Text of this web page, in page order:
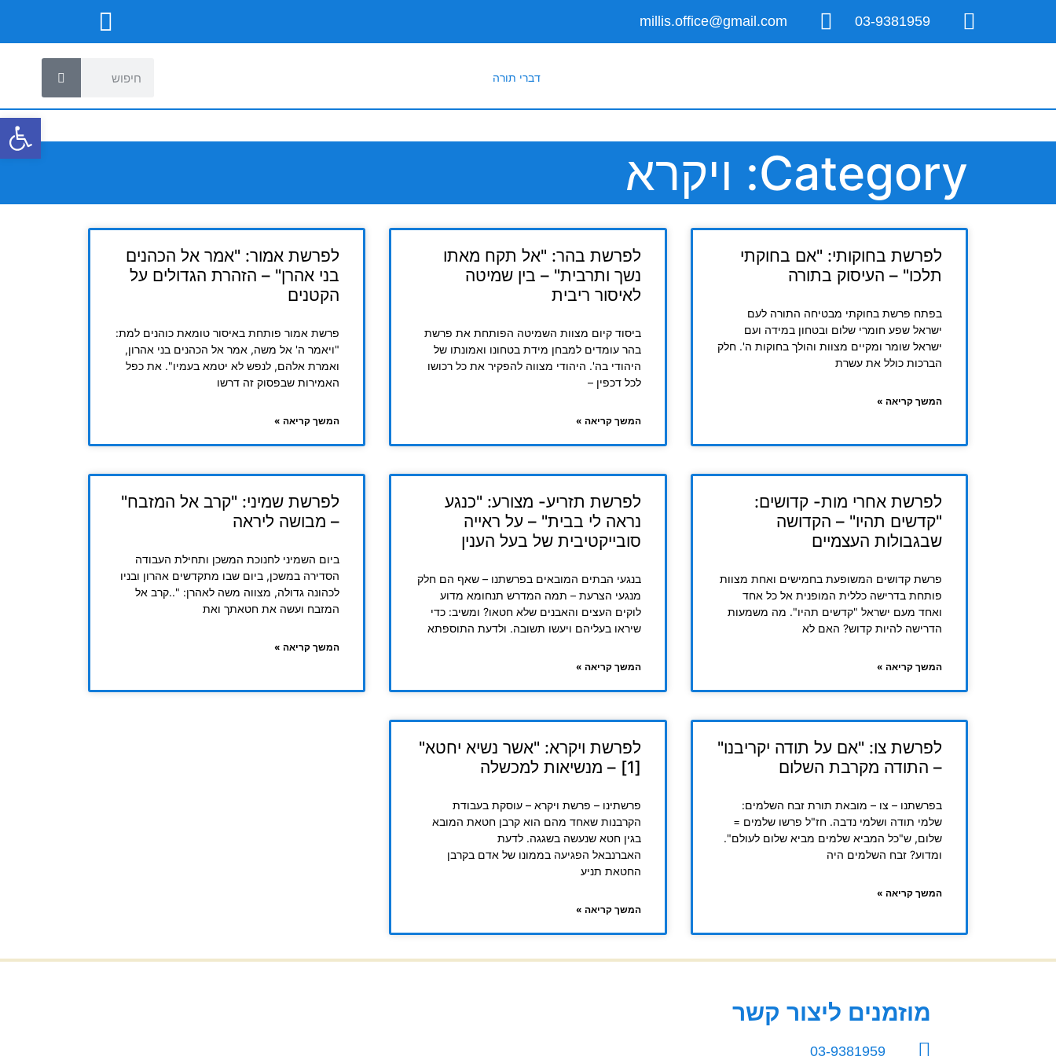
03-9381959
millis.office@gmail.com
דברי תורה
Category: ויקרא
לפרשת בחוקותי: "אם בחוקתי
תלכו" – העיסוק בתורה
בפתח פרשת בחוקתי מבטיחה התורה לעם
ישראל שפע חומרי שלום ובטחון במידה ועם
ישראל שומר ומקיים מצוות והולך בחוקות ה'. חלק
הברכות כולל את עשרת
המשך קריאה »
לפרשת בהר: "אל תקח מאתו
נשך ותרבית" – בין שמיטה
לאיסור ריבית
ביסוד קיום מצוות השמיטה הפותחת את פרשת
בהר עומדים למבחן מידת בטחונו ואמונתו של
היהודי בה'. היהודי מצווה להפקיר את כל רכושו
לכל דכפין –
המשך קריאה »
לפרשת אמור: "אמר אל הכהנים
בני אהרן" – הזהרת הגדולים על
הקטנים
פרשת אמור פותחת באיסור טומאת כוהנים למת:
"ויאמר ה' אל משה, אמר אל הכהנים בני אהרון,
ואמרת אלהם, לנפש לא יטמא בעמיו". את כפל
האמירות שבפסוק זה דרשו
המשך קריאה »
לפרשת אחרי מות- קדושים:
"קדשים תהיו" – הקדושה
שבגבולות העצמיים
פרשת קדושים המשופעת בחמישים ואחת מצוות
פותחת בדרישה כללית המופנית אל כל אחד
ואחד מעם ישראל "קדשים תהיו". מה משמעות
הדרישה להיות קדוש? האם לא
המשך קריאה »
לפרשת תזריע- מצורע: "כנגע
נראה לי בבית" – על ראייה
סובייקטיבית של בעל הענין
בנגעי הבתים המובאים בפרשתנו – שאף הם חלק
מנגעי הצרעת – תמה המדרש תנחומא מדוע
לוקים העצים והאבנים שלא חטאו? ומשיב: כדי
שיראו בעליהם ויעשו תשובה. ולדעת התוספתא
המשך קריאה »
לפרשת שמיני: "קרב אל המזבח"
– מבושה ליראה
ביום השמיני לחנוכת המשכן ותחילת העבודה
הסדירה במשכן, ביום שבו מתקדשים אהרון ובניו
לכהונה גדולה, מצווה משה לאהרן: "..קרב אל
המזבח ועשה את חטאתך ואת
המשך קריאה »
לפרשת צו: "אם על תודה יקריבנו"
– התודה מקרבת השלום
בפרשתנו – צו – מובאת תורת זבח השלמים:
שלמי תודה ושלמי נדבה. חז"ל פרשו שלמים =
שלום, ש"כל המביא שלמים מביא שלום לעולם".
ומדוע? זבח השלמים היה
המשך קריאה »
לפרשת ויקרא: "אשר נשיא יחטא"
[1] – מנשיאות למכשלה
פרשתינו – פרשת ויקרא – עוסקת בעבודת
הקרבנות שאחד מהם הוא קרבן חטאת המובא
בגין חטא שנעשה בשגגה. לדעת
האברנבאל הפגיעה בממונו של אדם בקרבן
החטאת תניע
המשך קריאה »
מוזמנים ליצור קשר
03-9381959